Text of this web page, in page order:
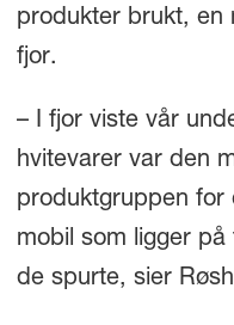
produkter brukt, en
fjor.
– I fjor viste vår
hvitevarer var den
produktgruppen for
mobil som ligger
de spurte, sier